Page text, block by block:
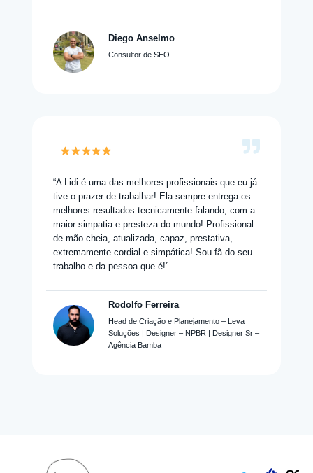
Diego Anselmo
Consultor de SEO
“A Lidi é uma das melhores profissionais que eu já
tive o prazer de trabalhar! Ela sempre entrega os
melhores resultados tecnicamente falando, com a
maior simpatia e presteza do mundo! Profissional
de mão cheia, atualizada, capaz, prestativa,
extremamente cordial e simpática! Sou fã do seu
trabalho e da pessoa que é!”
Rodolfo Ferreira
Head de Criação e Planejamento – Leva
Soluções | Designer – NPBR | Designer Sr –
Agência Bamba